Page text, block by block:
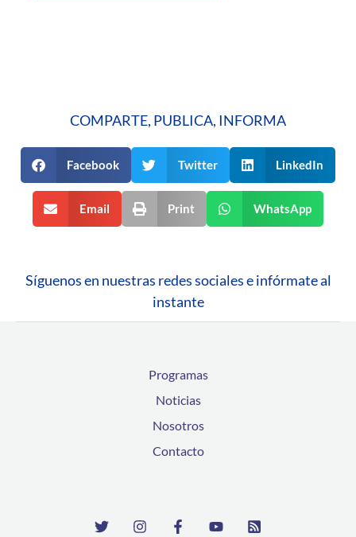
COMPARTE, PUBLICA, INFORMA
Facebook Twitter LinkedIn
Email Print WhatsApp
Síguenos en nuestras redes sociales e infórmate al
instante
Programas
Noticias
Nosotros
Contacto